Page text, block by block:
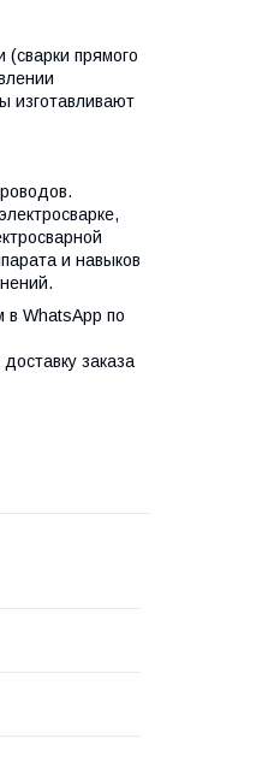
(сварки прямого
изготавливают
и навыков
в WhatsApp по
заказа